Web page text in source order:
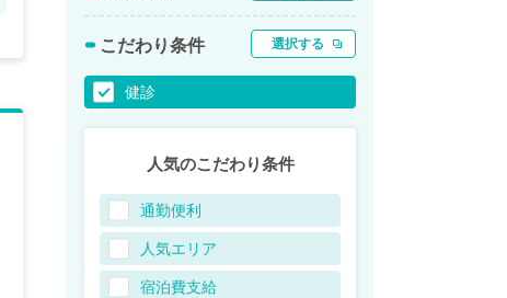
こだわり条件 選択する
健診
人気のこだわり条件
通勤便利
人気エリア
宿泊費支給